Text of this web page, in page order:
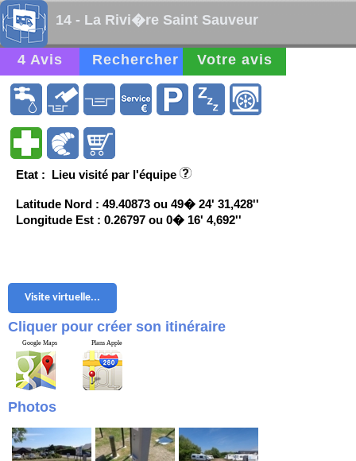
14 - La Rivi�re Saint Sauveur
4 Avis Rechercher Votre avis
Etat : Lieu visité par l'équipe
Latitude Nord : 49.40873 ou 49� 24' 31,428''
Longitude Est : 0.26797 ou 0� 16' 4,692''
Visite virtuelle...
Cliquer pour créer son itinéraire
Google Maps Plans Apple
Photos